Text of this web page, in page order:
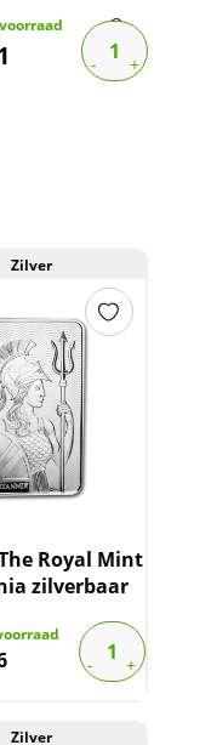
Zilver
Royal Mint
zilverbaar
Zilver